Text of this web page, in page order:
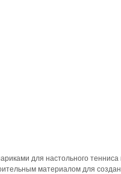
для настольного
материалом для